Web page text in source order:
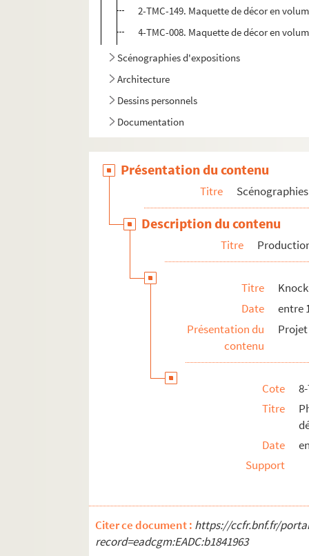
2-TMC-149. Maquette de décor en
4-TMC-008. Maquette de décor en
Scénographies d'expositions
Architecture
Dessins personnels
Documentation
Présentation du contenu
Titre
Description du contenu
Titre
Titre
Date
entre
Présentation du
contenu
Cote
Titre
Date
Support
Citer ce document : https://ccfr.bnf.fr/
record=eadcgm:EADC:b1841963